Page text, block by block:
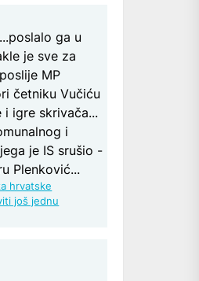
ga u
je sve za
MP
četniku Vučiću
igre skrivača...
i
je IS srušio -
Plenković...
hrvatske
još jednu